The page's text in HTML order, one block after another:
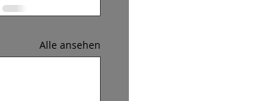
Alle ansehen